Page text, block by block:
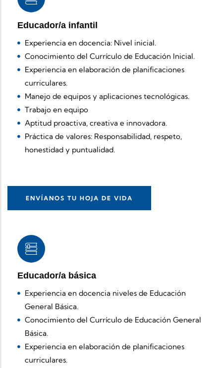
Educador/a infantil
Experiencia en docencia: Nivel inicial.
Conocimiento del Currículo de Educación Inicial.
Experiencia en elaboración de planificaciones
curriculares.
Manejo de equipos y aplicaciones tecnológicas.
Trabajo en equipo
Aptitud proactiva, creativa e innovadora.
Práctica de valores: Responsabilidad, respeto,
honestidad y puntualidad.
ENVÍANOS TU HOJA DE VIDA
Educador/a básica
Experiencia en docencia niveles de Educación
General Básica.
Conocimiento del Currículo de Educación General
Básica.
Experiencia en elaboración de planificaciones
curriculares.